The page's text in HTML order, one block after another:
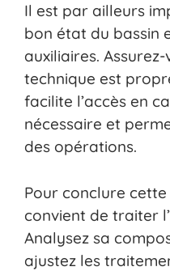
Il est par ailleurs
bon état du bassin
auxiliaires.
technique est
facilite l’accès en
nécessaire et
des opérations.
Pour conclure cette
convient de traiter
Analysez sa
ajustez les